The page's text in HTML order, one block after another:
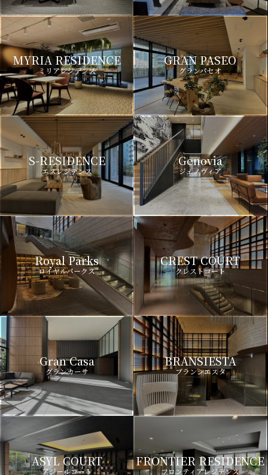
MYRIA RESIDENCE
ミリアレジデンス
GRAN PASEO
グランパセオ
S-RESIDENCE
エスレジデンス
Genovia
ジェノヴィア
Royal Parks
ロイヤルパークス
CREST COURT
クレストコート
Gran Casa
グランカーサ
BRANSIESTA
ブランシエスタ
ASYL COURT
アジールコート
FRONTIER RESIDENCE
フロンティアレジデンス